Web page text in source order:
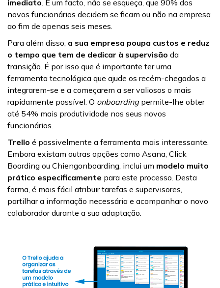
imediato. É um facto, não se esqueça, que 90% dos
novos funcionários decidem se ficam ou não na empresa
ao fim de apenas seis meses.
Para além disso, a sua empresa poupa custos e reduz
o tempo que tem de dedicar à supervisão da
transição. É por isso que é importante ter uma
ferramenta tecnológica que ajude os recém-chegados a
integrarem-se e a começarem a ser valiosos o mais
rapidamente possível. O onboardingpermite-lhe obter
até 54% mais produtividade nos seus novos
funcionários.
Trello é possivelmente a ferramenta mais interessante.
Embora existam outras opções como Asana, Click
Boarding ou Chiengonboarding, inclui um modelo muito
prático especificamente para este processo. Desta
forma, é mais fácil atribuir tarefas e supervisores,
partilhar a informação necessária e acompanhar o novo
colaborador durante a sua adaptação.